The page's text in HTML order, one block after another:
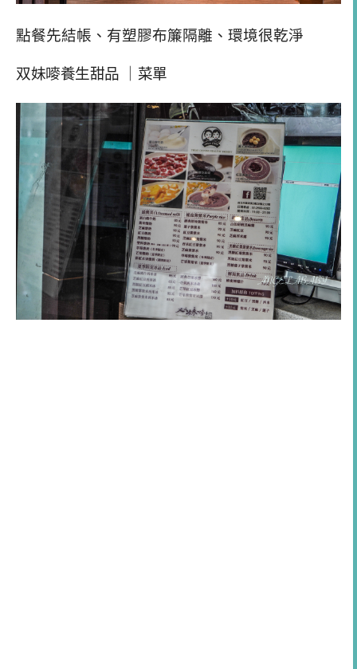
點餐先結帳、有塑膠布簾隔離、環境很乾淨
双妹嘜養生甜品 ｜菜單